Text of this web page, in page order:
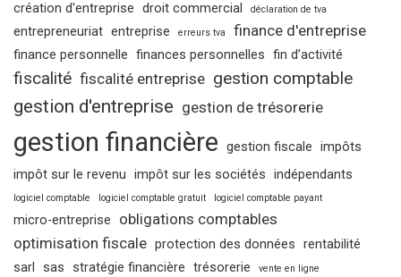
création d'entreprise droit commercial déclaration de tva
entrepreneuriat entreprise erreurs tva finance d'entreprise
finance personnelle finances personnelles fin d’activité
fiscalité fiscalité entreprise gestion comptable
gestion d'entreprise gestion de trésorerie
gestion financière gestion fiscale impôts
impôt sur le revenu impôt sur les sociétés indépendants
logiciel comptable logiciel comptable gratuit logiciel comptable payant
micro-entreprise
obligations comptables
optimisation fiscale protection des données rentabilité
sarl
sas stratégie financière trésorerie vente en ligne